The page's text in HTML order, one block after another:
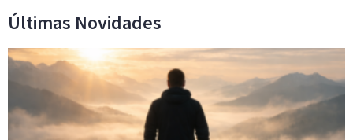
Últimas Novidades